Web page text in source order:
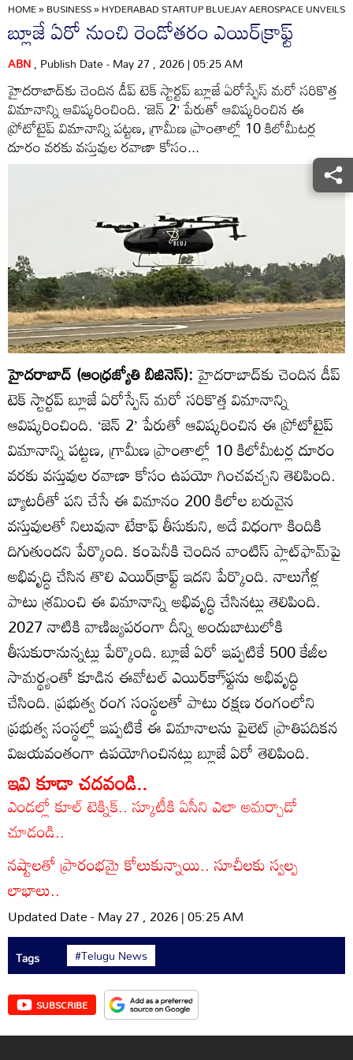
HOME»BUSINESS»HYDERABAD STARTUP BLUEJAY AEROSPACE
బ్లూజే ఏరో నుంచి రెండోతరం ఎయిర్‌క్రాఫ్ట్‌
ABN, Publish Date - May 27 , 2026 | 05:25 AM
హైదరాబాద్‌కు చెందిన డీప్‌ టెక్‌ స్టార్టప్‌ బ్లూజే ఏరోస్పేస్‌ మరో సరికొత్త
విమానాన్ని ఆవిష్కరించింది. ‘జెన్‌ 2’ పేరుతో ఆవిష్కరించిన ఈ
ప్రోటోటైప్‌ విమానాన్ని పట్టణ, గ్రామీణ ప్రాంతాల్లో 10 కిలోమీటర్ల
దూరం వరకు వస్తువుల రవాణా కోసం...
హైదరాబాద్‌ (ఆంధ్రజ్యోతి బిజినెస్‌):హైదరాబాద్‌కు చెందిన డీప్‌
టెక్‌ స్టార్టప్‌ బ్లూజే ఏరోస్పేస్‌ మరో సరికొత్త విమానాన్ని
ఆవిష్కరించింది. ‘జెన్‌ 2’ పేరుతో ఆవిష్కరించిన ఈ ప్రోటోటైప్‌
విమానాన్ని పట్టణ, గ్రామీణ ప్రాంతాల్లో 10 కిలోమీటర్ల దూరం
వరకు వస్తువుల రవాణా కోసం ఉపయో గించవచ్చని తెలిపింది.
బ్యాటరీతో పని చేసే ఈ విమానం 200 కిలోల బరువైన
వస్తువులతో నిలువునా టేకాఫ్‌ తీసుకుని, అదే విధంగా కిందికి
దిగుతుందని పేర్కొంది. కంపెనీకి చెందిన వాంటిస్‌ ప్లాట్‌ఫామ్‌పై
అభివృద్ధి చేసిన తొలి ఎయిర్‌క్రాఫ్ట్‌ ఇదని పేర్కొంది. నాలుగేళ్ల
పాటు శ్రమించి ఈ విమానాన్ని అభివృద్ధి చేసినట్లు తెలిపింది.
2027 నాటికి వాణిజ్యపరంగా దీన్ని అందుబాటులోకి
తీసుకురానున్నట్లు పేర్కొంది. బ్లూజే ఏరో ఇప్పటికే 500 కేజీల
సామర్థ్యంతో కూడిన ఈవోటల్‌ ఎయిర్‌క్రా్‌ఫ్టను అభివృద్ధి
చేసింది. ప్రభుత్వ రంగ సంస్థలతో పాటు రక్షణ రంగంలోని
ప్రభుత్వ సంస్థల్లో ఇప్పటికే ఈ విమానాలను పైలెట్‌ ప్రాతిపదికన
విజయవంతంగా ఉపయోగించినట్లు బ్లూజే ఏరో తెలిపింది.
ఇవి కూడా చదవండి..
ఎండల్లో కూల్ టెక్నిక్.. స్కూటీకి ఏసీని ఎలా అమర్చాడో
చూడండి..
నష్టాలతో ప్రారంభమై కోలుకున్నాయి.. సూచీలకు స్వల్ప
లాభాలు..
Updated Date - May 27 , 2026 | 05:25 AM
Tags #Telugu News
SUBSCRIBE